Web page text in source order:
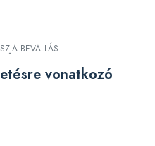
SZJA BEVALLÁS
vonatkozó